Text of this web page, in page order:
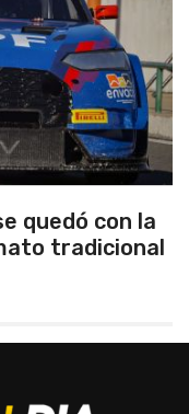
nacional en